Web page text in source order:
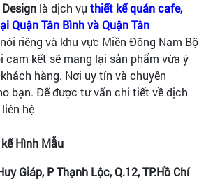
là dịch vụ thiết kế quán cafe,
Quận Tân Bình và Quận Tân
nói riêng và khu vực Miền Đông Nam Bộ
cam kết sẽ mang lại sản phẩm vừa ý
hàng. Nơi uy tín và chuyên
bạn. Để được tư vấn chi tiết về dịch
hệ
Hình Mẫu
Giáp, P Thạnh Lộc, Q.12, TP.Hồ Chí